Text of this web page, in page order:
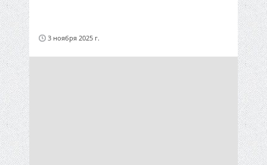
3 ноября 2025 г.